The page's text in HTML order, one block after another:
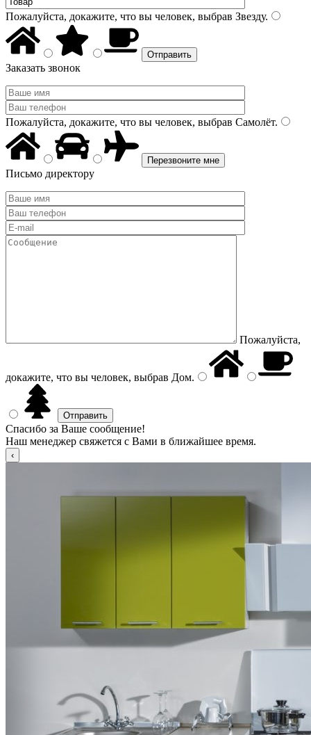
Пожалуйста, докажите, что вы человек, выбрав Звезду.
Заказать звонок
Пожалуйста, докажите, что вы человек, выбрав Самолёт.
Письмо директору
Пожалуйста,
докажите, что вы человек, выбрав Дом.
Спасибо за Ваше сообщение!
Наш менеджер свяжется с Вами в ближайшее время.